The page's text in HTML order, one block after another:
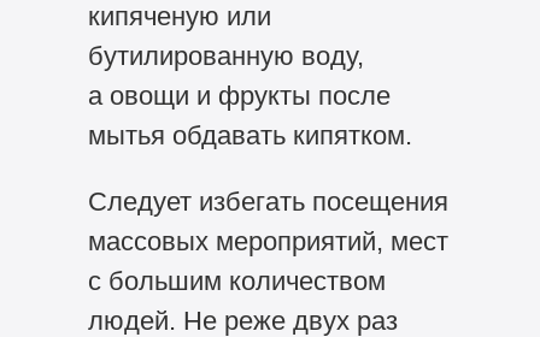
кипяченую или
бутилированную воду,
а овощи и фрукты после
мытья обдавать кипятком.
Следует избегать посещения
массовых мероприятий, мест
с большим количеством
людей. Не реже двух раз